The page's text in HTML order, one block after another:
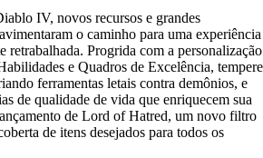
IV, novos recursos e grandes
o caminho para uma experiência
retrabalhada. Progrida com a personalização
e Quadros de Excelência, tempere
ferramentas letais contra demônios, e
de qualidade de vida que enriquecem sua
de Lord of Hatred, um novo filtro
de itens desejados para todos os